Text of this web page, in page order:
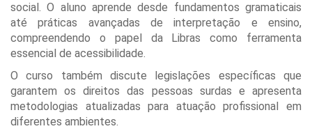
social. O aluno aprende desde fundamentos gramaticais
até práticas avançadas de interpretação e ensino,
compreendendo o papel da Libras como ferramenta
essencial de acessibilidade.
O curso também discute legislações específicas que
garantem os direitos das pessoas surdas e apresenta
metodologias atualizadas para atuação profissional em
diferentes ambientes.